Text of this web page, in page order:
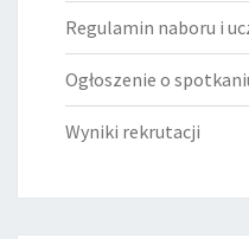
Regulamin naboru i
Ogłoszenie o
Wyniki rekrutacji